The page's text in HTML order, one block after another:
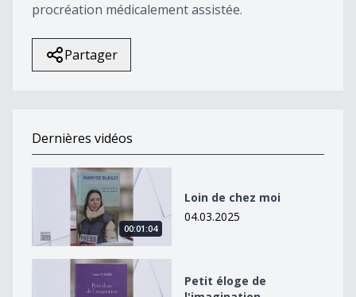
procréation médicalement assistée.
Partager
Dernières vidéos
Loin de chez moi
00:01:04
Loin de chez moi
04.03.2025
Petit éloge de l&#039;imagination
Petit éloge de